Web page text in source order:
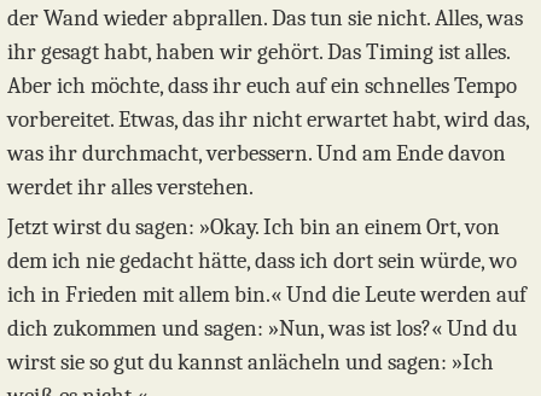
der Wand wieder abprallen. Das tun sie nicht. Alles, was
ihr gesagt habt, haben wir gehört. Das Timing ist alles.
Aber ich möchte, dass ihr euch auf ein schnelles Tempo
vorbereitet. Etwas, das ihr nicht erwartet habt, wird das,
was ihr durchmacht, verbessern. Und am Ende davon
werdet ihr alles verstehen.
Jetzt wirst du sagen: »Okay. Ich bin an einem Ort, von
dem ich nie gedacht hätte, dass ich dort sein würde, wo
ich in Frieden mit allem bin.« Und die Leute werden auf
dich zukommen und sagen: »Nun, was ist los?« Und du
wirst sie so gut du kannst anlächeln und sagen: »Ich